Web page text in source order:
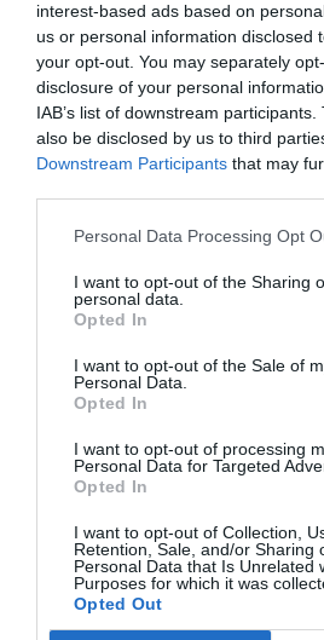
interest-based ads based on
us or personal information disclosed
your opt-out. You may separately
disclosure of your personal
IAB’s list of downstream
also be disclosed by us to third
Downstream Participants that may
Personal Data Processing Opt
I want to opt-out of the Sharing
personal data.
Opted In
I want to opt-out of the Sale of
Personal Data.
Opted In
I want to opt-out of processing
Personal Data for Targeted
Opted In
I want to opt-out of Collection,
Retention, Sale, and/or Sharing
Personal Data that Is Unrelated
Purposes for which it was
Opted Out
Εκπαίδευση στη
Ιατρική Σχολή
Πανεπιστημίου
Διιδρυματικό,
Μεταπτυχιακών
Ρινοπλαστική σε
Χειρουργικής
Ωτοπλαστική
Παυλιδέλης,